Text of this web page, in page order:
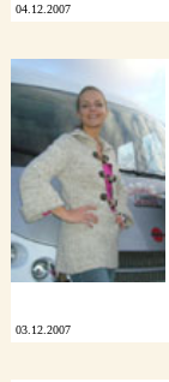
04.12.2007
03.12.2007